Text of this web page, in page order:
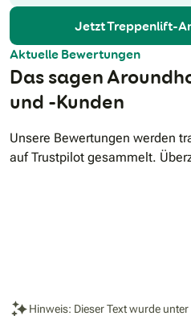
Jetzt Treppenlift-
Aktuelle Bewertungen
Das sagen
und -Kunden
Unsere Bewertungen werden
auf Trustpilot gesammelt.
Hinweis: Dieser Text wurde